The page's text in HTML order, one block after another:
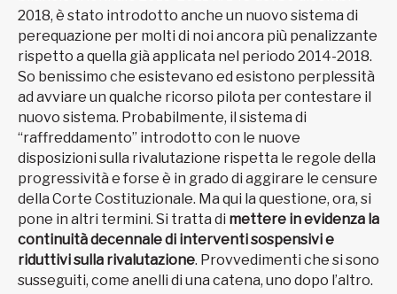
2018, è stato introdotto anche un nuovo sistema di
perequazione per molti di noi ancora più penalizzante
rispetto a quella già applicata nel periodo 2014-2018.
So benissimo che esistevano ed esistono perplessità
ad avviare un qualche ricorso pilota per contestare il
nuovo sistema. Probabilmente, il sistema di
“raffreddamento” introdotto con le nuove
disposizioni sulla rivalutazione rispetta le regole della
progressività e forse è in grado di aggirare le censure
della Corte Costituzionale. Ma qui la questione, ora, si
pone in altri termini. Si tratta di mettere in evidenza la
continuità decennale di interventi sospensivi e
riduttivi sulla rivalutazione. Provvedimenti che si sono
susseguiti, come anelli di una catena, uno dopo l’altro.